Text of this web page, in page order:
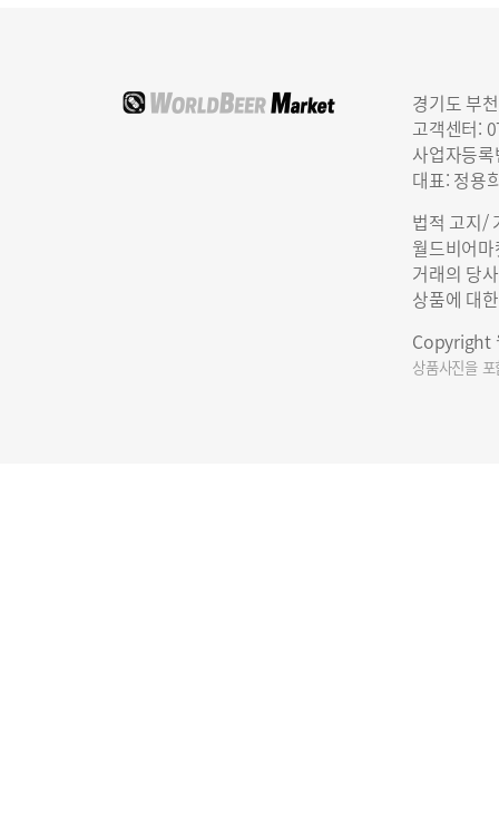
경기도 부
고객센터:
사업자등
대표: 정용
법적 고지/
월드비어
거래의 당
상품에 대
Copyright
상품사진을